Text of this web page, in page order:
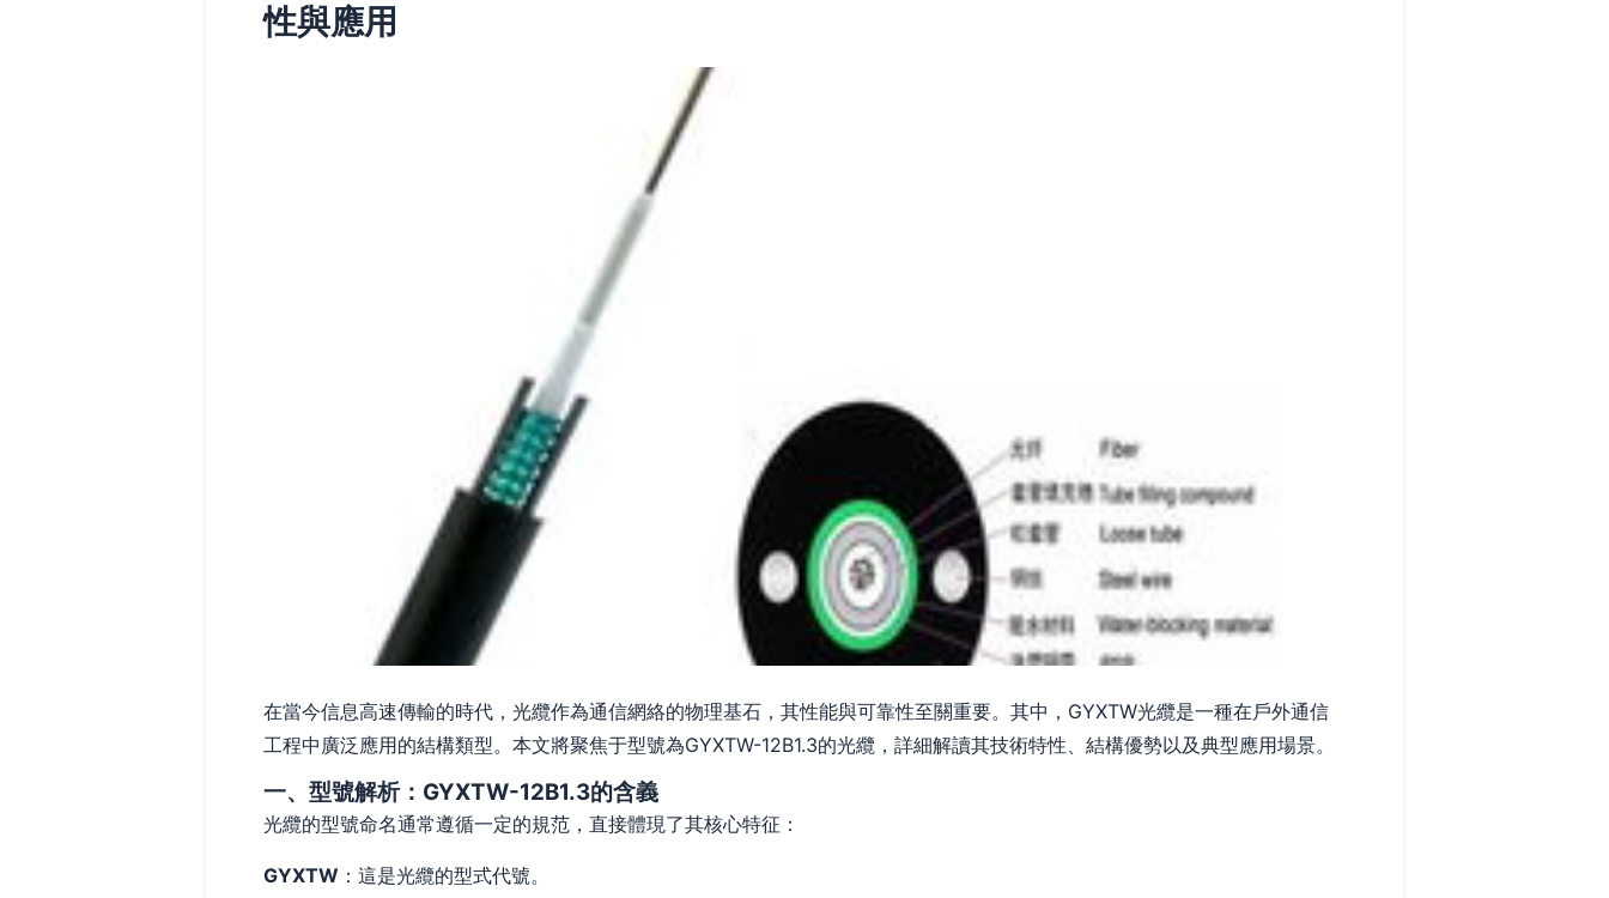
性與應用
在當今信息高速傳輸的時代，光纜作為通信網絡的物理基石，其性能與可靠性至關重要。其中，GYXTW光纜是一種在戶外通信
工程中廣泛應用的結構類型。本文將聚焦于型號為GYXTW-12B1.3的光纜，詳細解讀其技術特性、結構優勢以及典型應用場景。
一、型號解析：GYXTW-12B1.3的含義
光纜的型號命名通常遵循一定的規范，直接體現了其核心特征：
GYXTW ：這是光纜的型式代號。